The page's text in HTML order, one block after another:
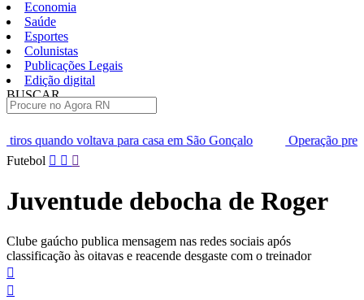
Economia
Saúde
Esportes
Colunistas
Publicações Legais
Edição digital
BUSCAR
casa em São Gonçalo
Operação prende seis suspeitos de
Pular
conteúdo
Futebol
Juventude debocha de Roger
Clube gaúcho publica mensagem nas redes sociais após
classificação às oitavas e reacende desgaste com o treinador